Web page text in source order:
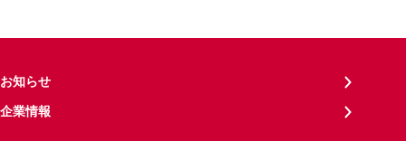
お知らせ
企業情報